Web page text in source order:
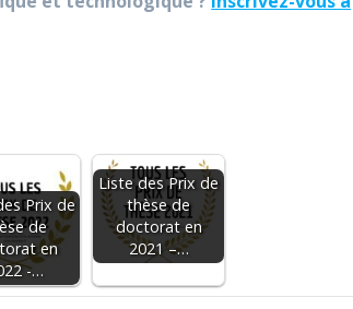
Prix de
de
en
-…
Liste des Prix de
thèse de
doctorat en
2021 –…